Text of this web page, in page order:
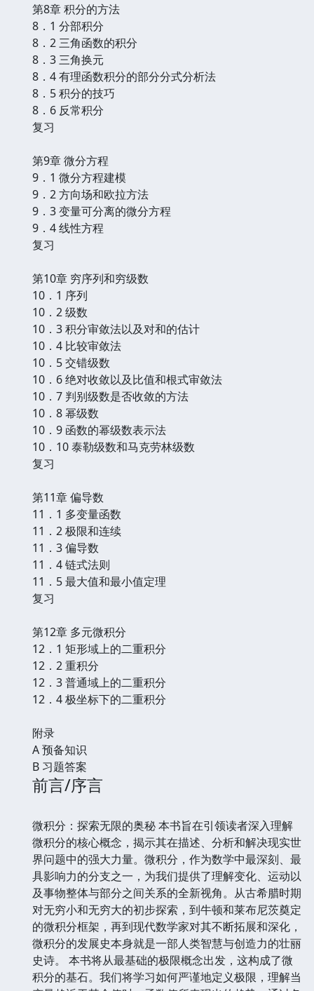
第8章 积分的方法
8．1 分部积分
8．2 三角函数的积分
8．3 三角换元
8．4 有理函数积分的部分分式分析法
8．5 积分的技巧
8．6 反常积分
复习
第9章 微分方程
9．1 微分方程建模
9．2 方向场和欧拉方法
9．3 变量可分离的微分方程
9．4 线性方程
复习
第10章 穷序列和穷级数
10．1 序列
10．2 级数
10．3 积分审敛法以及对和的估计
10．4 比较审敛法
10．5 交错级数
10．6 绝对收敛以及比值和根式审敛法
10．7 判别级数是否收敛的方法
10．8 幂级数
10．9 函数的幂级数表示法
10．10 泰勒级数和马克劳林级数
复习
第11章 偏导数
11．1 多变量函数
11．2 极限和连续
11．3 偏导数
11．4 链式法则
11．5 最大值和最小值定理
复习
第12章 多元微积分
12．1 矩形域上的二重积分
12．2 重积分
12．3 普通域上的二重积分
12．4 极坐标下的二重积分
附录
A 预备知识
B 习题答案
前言/序言
微积分：探索无限的奥秘 本书旨在引领读者深入理解
微积分的核心概念，揭示其在描述、分析和解决现实世
界问题中的强大力量。微积分，作为数学中最深刻、最
具影响力的分支之一，为我们提供了理解变化、运动以
及事物整体与部分之间关系的全新视角。从古希腊时期
对无穷小和无穷大的初步探索，到牛顿和莱布尼茨奠定
的微积分框架，再到现代数学家对其不断拓展和深化，
微积分的发展史本身就是一部人类智慧与创造力的壮丽
史诗。 本书将从最基础的极限概念出发，这构成了微
积分的基石。我们将学习如何严谨地定义极限，理解当